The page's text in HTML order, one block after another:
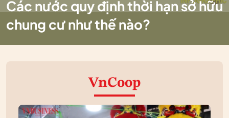
Các nước quy định thời hạn sở hữu
chung cư như thế nào?
VnCoop